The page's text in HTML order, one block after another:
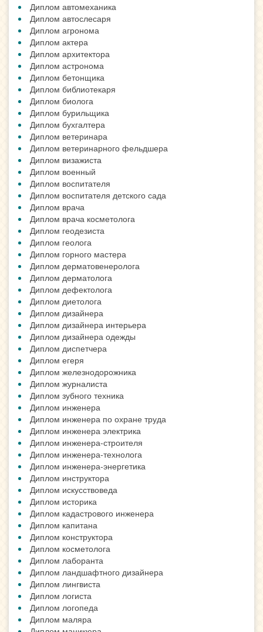
Диплом автомеханика
Диплом автослесаря
Диплом агронома
Диплом актера
Диплом архитектора
Диплом астронома
Диплом бетонщика
Диплом библиотекаря
Диплом биолога
Диплом бурильщика
Диплом бухгалтера
Диплом ветеринара
Диплом ветеринарного фельдшера
Диплом визажиста
Диплом военный
Диплом воспитателя
Диплом воспитателя детского сада
Диплом врача
Диплом врача косметолога
Диплом геодезиста
Диплом геолога
Диплом горного мастера
Диплом дерматовенеролога
Диплом дерматолога
Диплом дефектолога
Диплом диетолога
Диплом дизайнера
Диплом дизайнера интерьера
Диплом дизайнера одежды
Диплом диспетчера
Диплом егеря
Диплом железнодорожника
Диплом журналиста
Диплом зубного техника
Диплом инженера
Диплом инженера по охране труда
Диплом инженера электрика
Диплом инженера-строителя
Диплом инженера-технолога
Диплом инженера-энергетика
Диплом инструктора
Диплом искусствоведа
Диплом историка
Диплом кадастрового инженера
Диплом капитана
Диплом конструктора
Диплом косметолога
Диплом лаборанта
Диплом ландшафтного дизайнера
Диплом лингвиста
Диплом логиста
Диплом логопеда
Диплом маляра